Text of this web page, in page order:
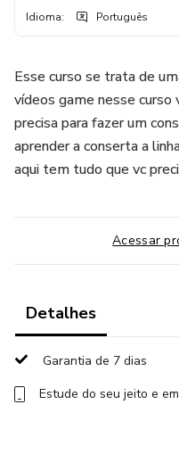
Idioma: Português
Esse curso se trata de
vídeos game nesse curso
precisa para fazer um
aprender a conserta a
aqui tem tudo que vc
Acessar
Detalhes
Garantia de 7 dias
Estude do seu jeito e